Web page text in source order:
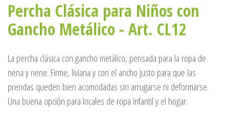
Percha Clásica para Niños con
Gancho Metálico - Art. CL12
La percha clásica con gancho metálico, pensada para la ropa de
nena y nene. Firme, liviana y con el ancho justo para que las
prendas queden bien acomodadas sin arrugarse ni deformarse.
Una buena opción para locales de ropa infantil y el hogar.